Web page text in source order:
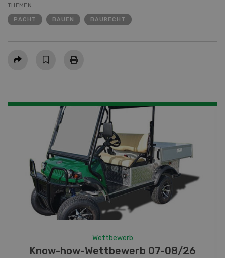
THEMEN
PACHT BAUEN BAURECHT
Teilen
Fotorätsel 07-08/26